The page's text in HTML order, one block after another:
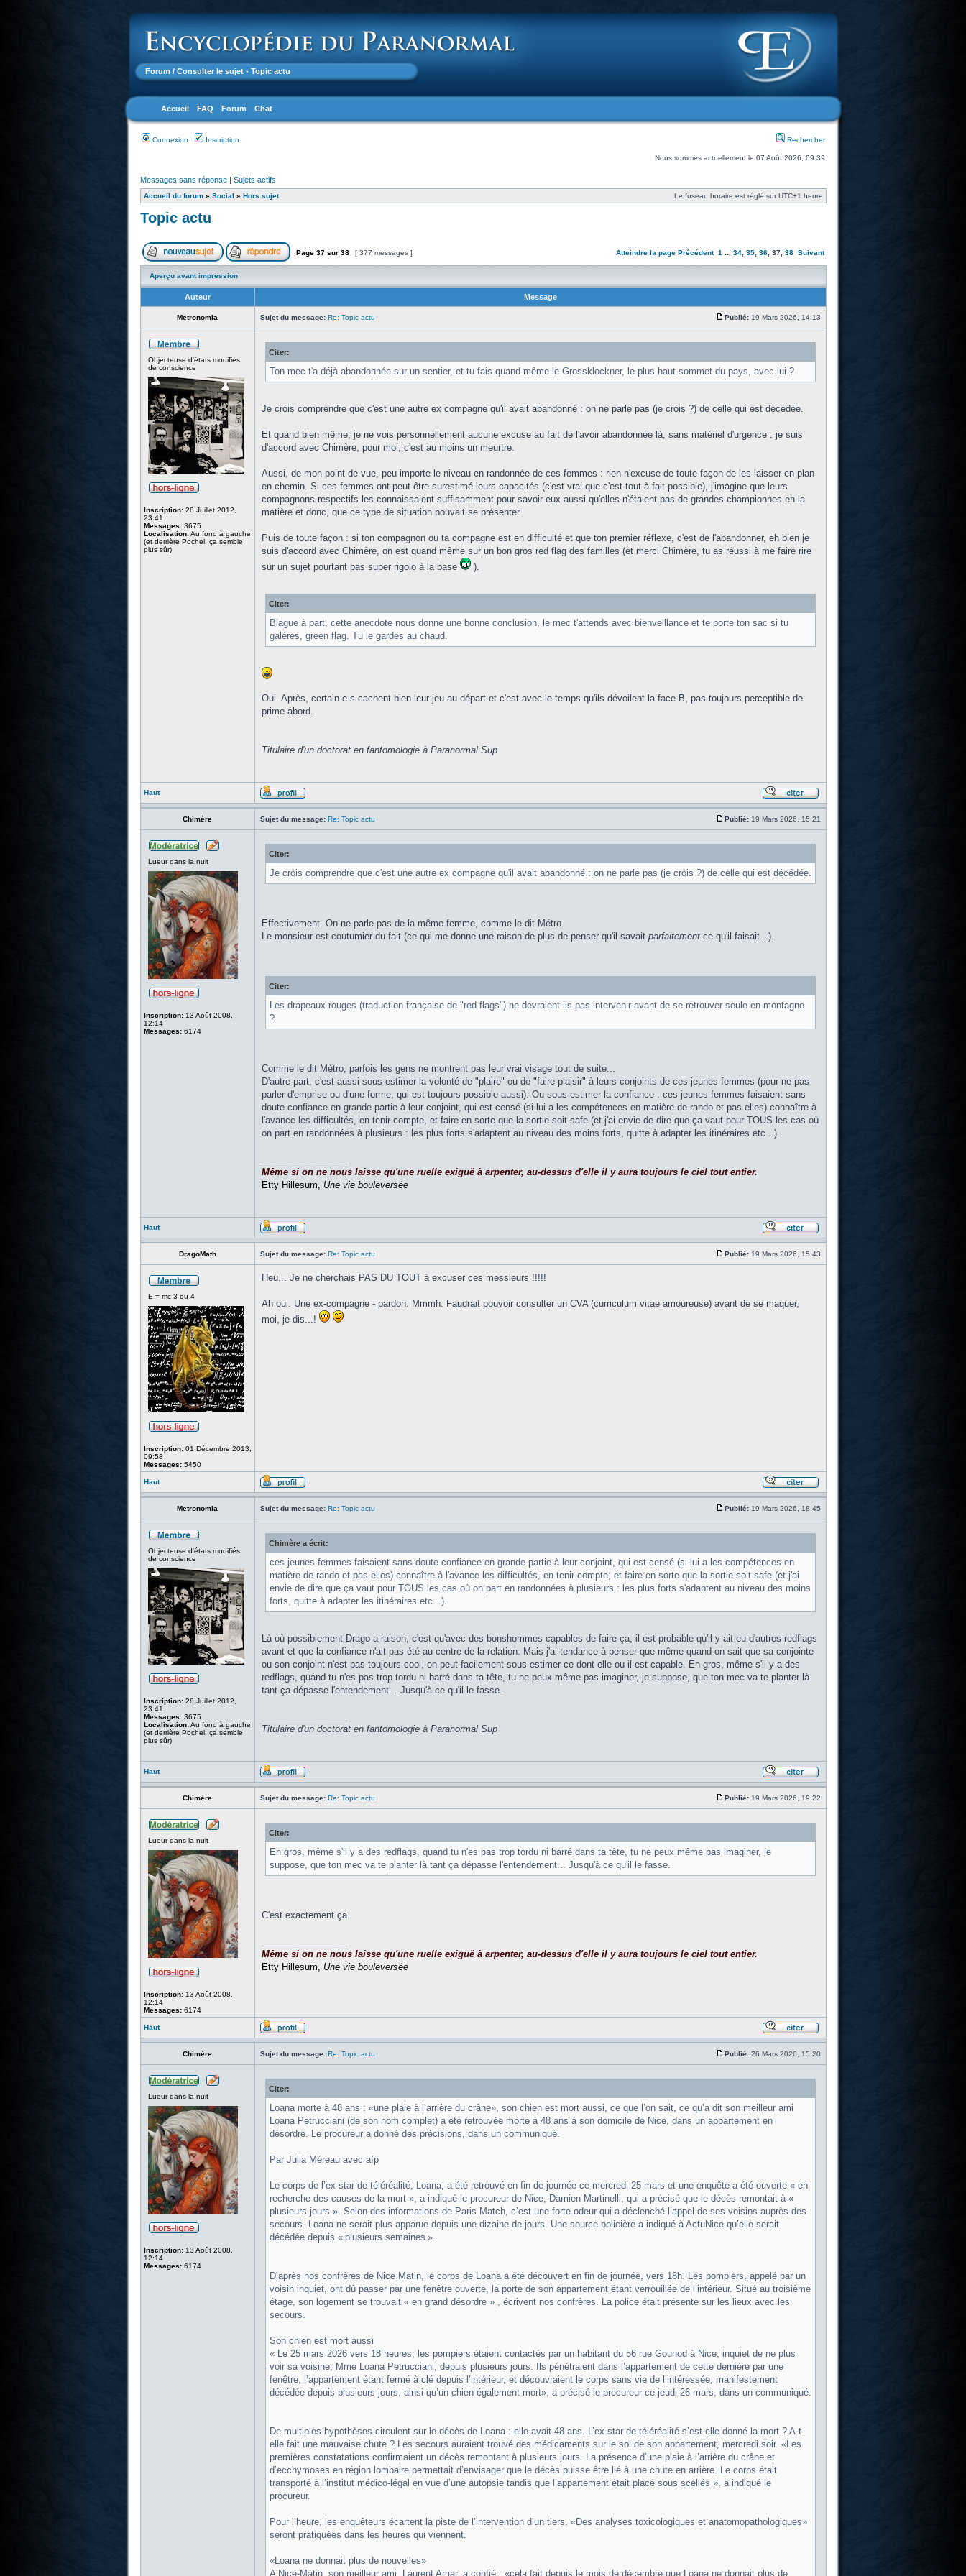
Forum / Consulter le sujet - Topic actu
Accueil FAQ Forum Chat
Connexion Inscription Rechercher
Nous sommes actuellement le 07 Août 2026, 09:39
Messages sans réponse| Sujets actifs
Accueil du forum» Social » Hors sujet Le fuseau horaire est réglé sur UTC+1 heure
Topic actu
Page 37sur 38 [ 377 messages ] Atteindre la page Précédent 1 34, 35, 36, 37, 38 Suivant
Aperçu avant impression
Auteur Message
Metronomia Sujet du message: Re: Topic actu Publié:19 Mars 2026, 14:13
Objecteuse d'états modifiés
de conscience
Inscription:28 Juillet 2012,
23:41
Messages:3675
Localisation:Au fond à gauche
(et derrière Pochel, ça semble
plus sûr)
Citer:
Ton mec t'a déjà abandonnée sur un sentier, et tu fais quand même le Grossklockner, le plus haut sommet du pays, avec lui ?
Je crois comprendre que c'est une autre ex compagne qu'il avait abandonné : on ne parle pas (je crois ?) de celle qui est décédée.
Et quand bien même, je ne vois personnellement aucune excuse au fait de l'avoir abandonnée là, sans matériel d'urgence : je suis
d'accord avec Chimère, pour moi, c'est au moins un meurtre.
Aussi, de mon point de vue, peu importe le niveau en randonnée de ces femmes : rien n'excuse de toute façon de les laisser en plan
en chemin. Si ces femmes ont peut-être surestimé leurs capacités (c'est vrai que c'est tout à fait possible), j'imagine que leurs
compagnons respectifs les connaissaient suffisamment pour savoir eux aussi qu'elles n'étaient pas de grandes championnes en la
matière et donc, que ce type de situation pouvait se présenter.
Puis de toute façon : si ton compagnon ou ta compagne est en difficulté et que ton premier réflexe, c'est de l'abandonner, eh bien je
suis d'accord avec Chimère, on est quand même sur un bon gros red flag des familles (et merci Chimère, tu as réussi à me faire rire
sur un sujet pourtant pas super rigolo à la base
).
Citer:
Blague à part, cette anecdote nous donne une bonne conclusion, le mec t'attends avec bienveillance et te porte ton sac si tu
galères, green flag. Tu le gardes au chaud.
Oui. Après, certain-e-s cachent bien leur jeu au départ et c'est avec le temps qu'ils dévoilent la face B, pas toujours perceptible de
prime abord.
Titulaire d'un doctorat en fantomologie à Paranormal Sup
Haut
Chimère Sujet du message: Re: Topic actu Publié:19 Mars 2026, 15:21
Lueur dans la nuit
Inscription:13 Août 2008,
12:14
Messages:6174
Citer:
Je crois comprendre que c'est une autre ex compagne qu'il avait abandonné : on ne parle pas (je crois ?) de celle qui est décédée.
Effectivement. On ne parle pas de la même femme, comme le dit Métro.
Le monsieur est coutumier du fait (ce qui me donne une raison de plus de penser qu'il savait parfaitementce qu'il faisait...).
Citer:
Les drapeaux rouges (traduction française de "red flags") ne devraient-ils pas intervenir avant de se retrouver seule en montagne
?
Comme le dit Métro, parfois les gens ne montrent pas leur vrai visage tout de suite...
D'autre part, c'est aussi sous-estimer la volonté de "plaire" ou de "faire plaisir" à leurs conjoints de ces jeunes femmes (pour ne pas
parler d'emprise ou d'une forme, qui est toujours possible aussi). Ou sous-estimer la confiance : ces jeunes femmes faisaient sans
doute confiance en grande partie à leur conjoint, qui est censé (si lui a les compétences en matière de rando et pas elles) connaître à
l'avance les difficultés, en tenir compte, et faire en sorte que la sortie soit safe (et j'ai envie de dire que ça vaut pour TOUS les cas où
on part en randonnées à plusieurs : les plus forts s'adaptent au niveau des moins forts, quitte à adapter les itinéraires etc...).
Même si on ne nous laisse qu'une ruelle exiguë à arpenter, au-dessus d'elle il y aura toujours le ciel tout entier.
Etty Hillesum, Une vie bouleversée
Haut
DragoMath Sujet du message: Re: Topic actu Publié:19 Mars 2026, 15:43
E = mc 3 ou 4
Inscription:01 Décembre 2013,
09:58
Messages:5450
Heu... Je ne cherchais PAS DU TOUT à excuser ces messieurs !!!!!
Ah oui. Une ex-compagne - pardon. Mmmh. Faudrait pouvoir consulter un CVA (curriculum vitae amoureuse) avant de se maquer,
moi, je dis...!
Haut
Metronomia Sujet du message: Re: Topic actu Publié:19 Mars 2026, 18:45
Objecteuse d'états modifiés
de conscience
Inscription:28 Juillet 2012,
23:41
Messages:3675
Localisation:Au fond à gauche
(et derrière Pochel, ça semble
plus sûr)
Chimère a écrit:
ces jeunes femmes faisaient sans doute confiance en grande partie à leur conjoint, qui est censé (si lui a les compétences en
matière de rando et pas elles) connaître à l'avance les difficultés, en tenir compte, et faire en sorte que la sortie soit safe (et j'ai
envie de dire que ça vaut pour TOUS les cas où on part en randonnées à plusieurs : les plus forts s'adaptent au niveau des moins
forts, quitte à adapter les itinéraires etc...).
Là où possiblement Drago a raison, c'est qu'avec des bonshommes capables de faire ça, il est probable qu'il y ait eu d'autres redflags
avant et que la confiance n'ait pas été au centre de la relation. Mais j'ai tendance à penser que même quand on sait que sa conjointe
ou son conjoint n'est pas toujours cool, on peut facilement sous-estimer ce dont elle ou il est capable. En gros, même s'il y a des
redflags, quand tu n'es pas trop tordu ni barré dans ta tête, tu ne peux même pas imaginer, je suppose, que ton mec va te planter là
tant ça dépasse l'entendement... Jusqu'à ce qu'il le fasse.
Titulaire d'un doctorat en fantomologie à Paranormal Sup
Haut
Chimère Sujet du message: Re: Topic actu Publié:19 Mars 2026, 19:22
Lueur dans la nuit
Inscription:13 Août 2008,
12:14
Messages:6174
Citer:
En gros, même s'il y a des redflags, quand tu n'es pas trop tordu ni barré dans ta tête, tu ne peux même pas imaginer, je
suppose, que ton mec va te planter là tant ça dépasse l'entendement... Jusqu'à ce qu'il le fasse.
C'est exactement ça.
Même si on ne nous laisse qu'une ruelle exiguë à arpenter, au-dessus d'elle il y aura toujours le ciel tout entier.
Etty Hillesum, Une vie bouleversée
Haut
Chimère Sujet du message: Re: Topic actu Publié:26 Mars 2026, 15:20
Lueur dans la nuit
Inscription:13 Août 2008,
12:14
Messages:6174
Citer:
Loana morte à 48 ans : «une plaie à l’arrière du crâne», son chien est mort aussi, ce que l’on sait, ce qu’a dit son meilleur ami
Loana Petrucciani (de son nom complet) a été retrouvée morte à 48 ans à son domicile de Nice, dans un appartement en
désordre. Le procureur a donné des précisions, dans un communiqué.
Par Julia Méreau avec afp
Le corps de l’ex-star de téléréalité, Loana, a été retrouvé en fin de journée ce mercredi 25 mars et une enquête a été ouverte « en
recherche des causes de la mort », a indiqué le procureur de Nice, Damien Martinelli, qui a précisé que le décès remontait à «
plusieurs jours ». Selon des informations de Paris Match, c’est une forte odeur qui a déclenché l’appel de ses voisins auprès des
secours. Loana ne serait plus apparue depuis une dizaine de jours. Une source policière a indiqué à ActuNice qu’elle serait
décédée depuis « plusieurs semaines ».
D’après nos confrères de Nice Matin, le corps de Loana a été découvert en fin de journée, vers 18h. Les pompiers, appelé par un
voisin inquiet, ont dû passer par une fenêtre ouverte, la porte de son appartement étant verrouillée de l’intérieur. Situé au troisième
étage, son logement se trouvait « en grand désordre » , écrivent nos confrères. La police était présente sur les lieux avec les
secours.
Son chien est mort aussi
« Le 25 mars 2026 vers 18 heures, les pompiers étaient contactés par un habitant du 56 rue Gounod à Nice, inquiet de ne plus
voir sa voisine, Mme Loana Petrucciani, depuis plusieurs jours. Ils pénétraient dans l’appartement de cette dernière par une
fenêtre, l’appartement étant fermé à clé depuis l’intérieur, et découvraient le corps sans vie de l’intéressée, manifestement
décédée depuis plusieurs jours, ainsi qu’un chien également mort», a précisé le procureur ce jeudi 26 mars, dans un communiqué.
De multiples hypothèses circulent sur le décès de Loana : elle avait 48 ans. L’ex-star de téléréalité s’est-elle donné la mort ? A-t-
elle fait une mauvaise chute ? Les secours auraient trouvé des médicaments sur le sol de son appartement, mercredi soir. «Les
premières constatations confirmaient un décès remontant à plusieurs jours. La présence d’une plaie à l’arrière du crâne et
d’ecchymoses en région lombaire permettait d’envisager que le décès puisse être lié à une chute en arrière. Le corps était
transporté à l’institut médico-légal en vue d’une autopsie tandis que l’appartement était placé sous scellés », a indiqué le
procureur.
Pour l’heure, les enquêteurs écartent la piste de l’intervention d’un tiers. «Des analyses toxicologiques et anatomopathologiques»
seront pratiquées dans les heures qui viennent.
«Loana ne donnait plus de nouvelles»
A Nice-Matin, son meilleur ami, Laurent Amar, a confié : «cela fait depuis le mois de décembre que Loana ne donnait plus de